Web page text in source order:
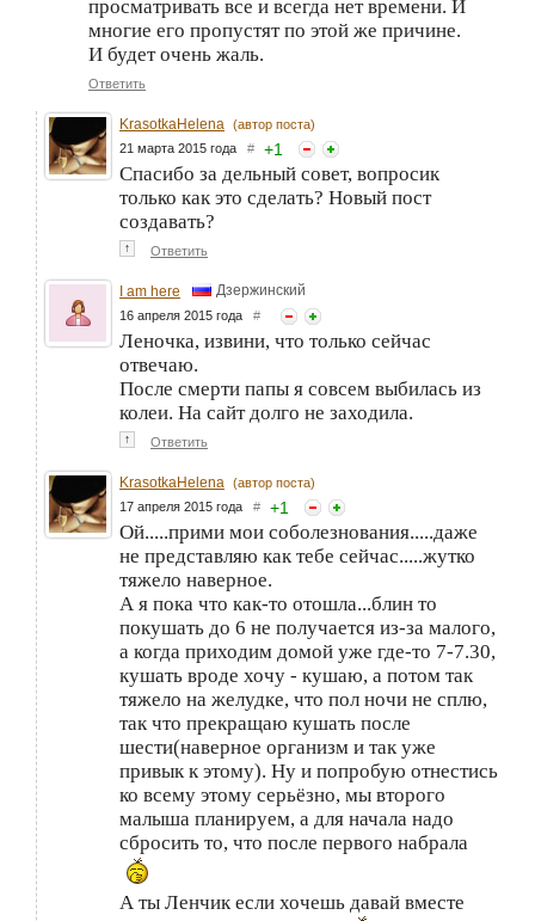
просматривать все и всегда нет времени. И
многие его пропустят по этой же причине.
И будет очень жаль.
Ответить
KrasotkaHelena (автор поста)
21 марта 2015 года # +1
Спасибо за дельный совет, вопросик
только как это сделать? Новый пост
создавать?
↑ Ответить
I am here Дзержинский
16 апреля 2015 года #
Леночка, извини, что только сейчас
отвечаю.
После смерти папы я совсем выбилась из
колеи. На сайт долго не заходила.
↑ Ответить
KrasotkaHelena (автор поста)
17 апреля 2015 года # +1
Ой.....прими мои соболезнования.....даже
не представляю как тебе сейчас.....жутко
тяжело наверное.
А я пока что как-то отошла...блин то
покушать до 6 не получается из-за малого,
а когда приходим домой уже где-то 7-7.30,
кушать вроде хочу - кушаю, а потом так
тяжело на желудке, что пол ночи не сплю,
так что прекращаю кушать после
шести(наверное организм и так уже
привык к этому). Ну и попробую отнестись
ко всему этому серьёзно, мы второго
малыша планируем, а для начала надо
сбросить то, что после первого набрала
А ты Ленчик если хочешь давай вместе